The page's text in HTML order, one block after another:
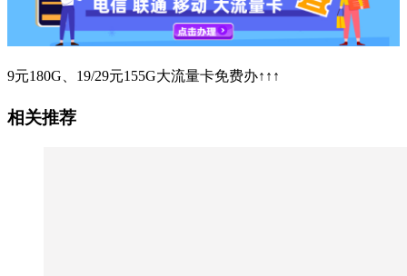
9元180G、19/29元155G大流量卡免费办↑↑↑
相关推荐